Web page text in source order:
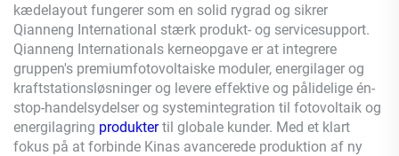
kædelayout fungerer som en solid rygrad og sikrer
Qianneng International stærk produkt- og servicesupport.
Qianneng Internationals kerneopgave er at integrere
gruppen's premiumfotovoltaiske moduler, energilager og
kraftstationsløsninger og levere effektive og pålidelige én-
stop-handelsydelser og systemintegration til fotovoltaik og
energilagring produktertil globale kunder. Med et klart
fokus på at forbinde Kinas avancerede produktion af ny